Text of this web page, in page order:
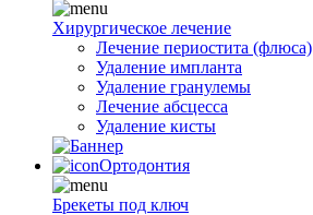
Хирургическое лечение
Лечение периостита (флюса)
Удаление импланта
Удаление гранулемы
Лечение абсцесса
Удаление кисты
Ортодонтия
Брекеты под ключ